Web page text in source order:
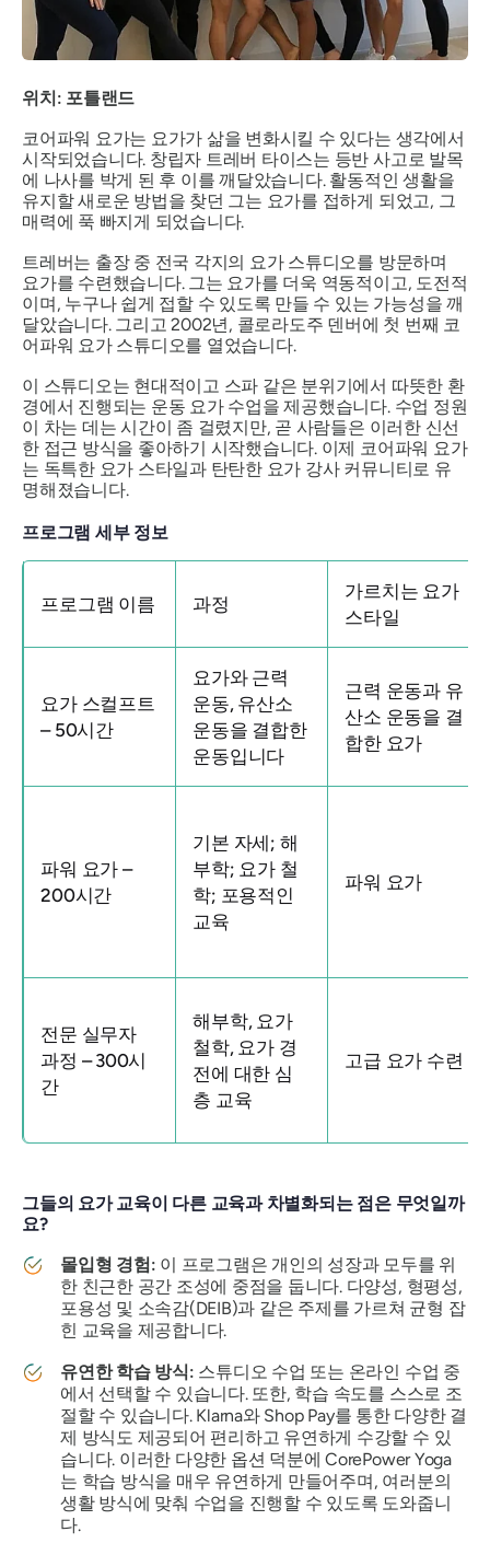
위치: 포틀랜드
코어파워 요가는 요가가 삶을 변화시킬 수 있다는 생각에서
시작되었습니다. 창립자 트레버 타이스는 등반 사고로 발목
에 나사를 박게 된 후 이를 깨달았습니다. 활동적인 생활을
유지할 새로운 방법을 찾던 그는 요가를 접하게 되었고, 그
매력에 푹 빠지게 되었습니다.
트레버는 출장 중 전국 각지의 요가 스튜디오를 방문하며
요가를 수련했습니다. 그는 요가를 더욱 역동적이고, 도전적
이며, 누구나 쉽게 접할 수 있도록 만들 수 있는 가능성을 깨
달았습니다. 그리고 2002년, 콜로라도주 덴버에 첫 번째 코
어파워 요가 스튜디오를 열었습니다.
이 스튜디오는 현대적이고 스파 같은 분위기에서 따뜻한 환
경에서 진행되는 운동 요가 수업을 제공했습니다. 수업 정원
이 차는 데는 시간이 좀 걸렸지만, 곧 사람들은 이러한 신선
한 접근 방식을 좋아하기 시작했습니다. 이제 코어파워 요가
는 독특한 요가 스타일과 탄탄한 요가 강사 커뮤니티로 유
명해졌습니다.
프로그램 세부 정보
프로그램 이름 과정
가르치는 요가
스타일
요가 스컬프트
– 50시간
요가와 근력
운동, 유산소
운동을 결합한
운동입니다
근력 운동과 유
산소 운동을 결
합한 요가
파워 요가 –
200시간
기본 자세; 해
부학; 요가 철
학; 포용적인
교육
파워 요가
전문 실무자
과정 – 300시
간
해부학, 요가
철학, 요가 경
전에 대한 심
층 교육
고급 요가 수련
그들의 요가 교육이 다른 교육과 차별화되는 점은 무엇일까
요?
몰입형 경험: 이 프로그램은 개인의 성장과 모두를 위
한 친근한 공간 조성에 중점을 둡니다. 다양성, 형평성,
포용성 및 소속감(DEIB)과 같은 주제를 가르쳐 균형 잡
힌 교육을 제공합니다.
유연한 학습 방식: 스튜디오 수업 또는 온라인 수업 중
에서 선택할 수 있습니다. 또한, 학습 속도를 스스로 조
절할 수 있습니다. Klarna와 Shop Pay를 통한 다양한 결
제 방식도 제공되어 편리하고 유연하게 수강할 수 있
습니다. 이러한 다양한 옵션 덕분에 CorePower Yoga
는 학습 방식을 매우 유연하게 만들어주며, 여러분의
생활 방식에 맞춰 수업을 진행할 수 있도록 도와줍니
다.